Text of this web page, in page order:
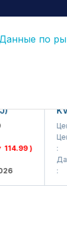
по
)
KVTS
Цена
Цена
Дата